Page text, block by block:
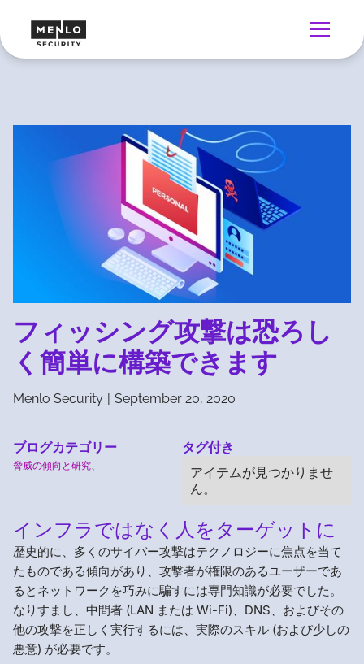
フィッシング攻撃は恐ろし
く簡単に構築できます
Menlo Security | September 20, 2020
ブログカテゴリー
脅威の傾向と研究
タグ付き
アイテムが見つかりませ
ん。
インフラではなく人をターゲットに
歴史的に、多くのサイバー攻撃はテクノロジーに焦点を当て
たものである傾向があり、攻撃者が権限のあるユーザーであ
るとネットワークを巧みに騙すには専門知識が必要でした。
なりすまし、中間者 (LAN または Wi-Fi)、DNS、およびその
他の攻撃を正しく実行するには、実際のスキル (および少しの
悪意) が必要です。